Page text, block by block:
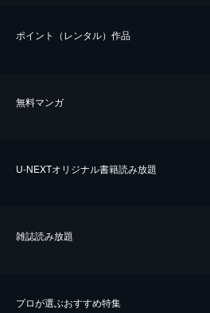
ポイント（レンタル）作品
無料マンガ
U-NEXTオリジナル書籍読み放題
雑誌読み放題
プロが選ぶおすすめ特集